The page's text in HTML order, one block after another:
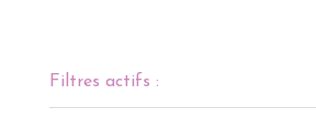
Filtres actifs :